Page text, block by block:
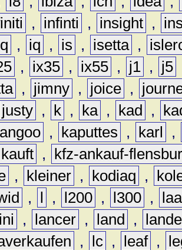
, infinti , insight ,
, iq , is , isetta ,
, ix35 , ix55 , j1 , j5
, jimny , joice ,
justy , k , ka , kad ,
, kaputtes , karl
,
kauft ,
kfz-ankauf-
, kleiner , kodiaq ,
, l , l200 , l300 ,
, lancer , land ,
, lc , leaf ,